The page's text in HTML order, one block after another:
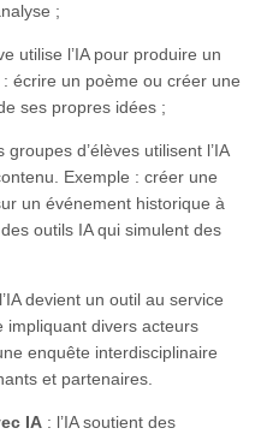
;
utilise l’IA pour produire un
écrire un poème ou créer une
ses propres idées ;
d’élèves utilisent l’IA
Exemple : créer une
un événement historique à
outils IA qui simulent des
devient un outil au service
impliquant divers acteurs
enquête interdisciplinaire
et partenaires.
IA: l’IA soutient des